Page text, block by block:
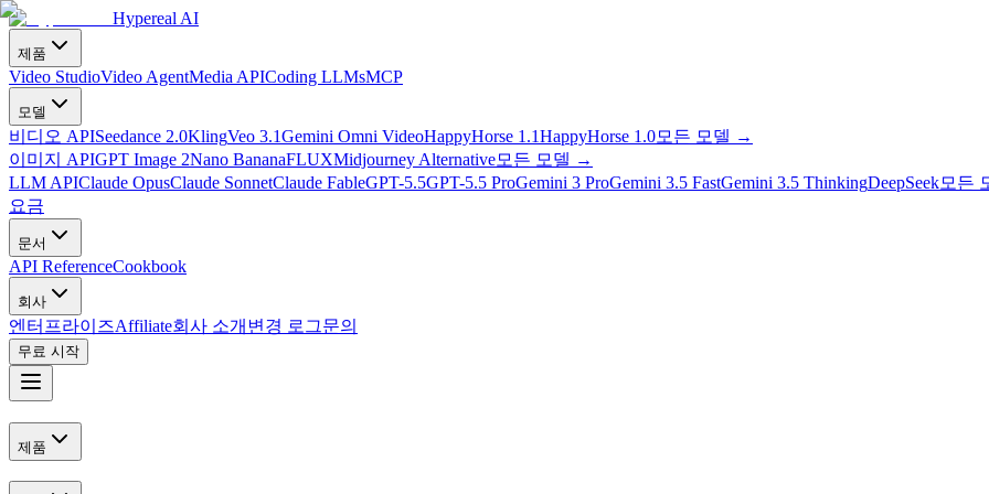
Hypereal AI
제품
Video StudioVideo AgentMedia APICoding LLMsMCP
모델
비디오 APISeedance 2.0KlingVeo 3.1Gemini Omni VideoHappyHorse 1.1HappyHorse 1.0모든 모델 →
이미지 APIGPT Image 2Nano BananaFLUXMidjourney Alternative모든 모델 →
LLM APIClaude OpusClaude SonnetClaude FableGPT-5.5GPT-5.5 ProGemini 3 ProGemini 3.5 FastGemini 3.5 ThinkingDeepSeek모든
요금
문서
API ReferenceCookbook
회사
엔터프라이즈Affiliate회사 소개 변경 로그문의
무료 시작
제품